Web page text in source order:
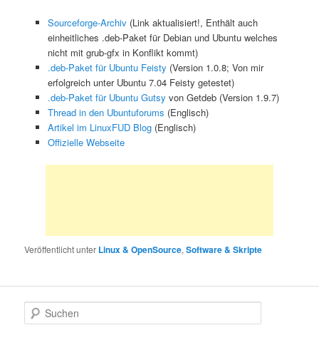
Sourceforge-Archiv(Link aktualisiert!, Enthält auch
einheitliches .deb-Paket für Debian und Ubuntu welches
nicht mit grub-gfx in Konflikt kommt)
.deb-Paket für Ubuntu Feisty (Version 1.0.8; Von mir
erfolgreich unter Ubuntu 7.04 Feisty getestet)
.deb-Paket für Ubuntu Gutsy von Getdeb (Version 1.9.7)
Thread in den Ubuntuforums (Englisch)
Artikel im LinuxFUD Blog(Englisch)
Offizielle Webseite
Veröffentlicht unter Linux & OpenSource,Software & Skripte
u